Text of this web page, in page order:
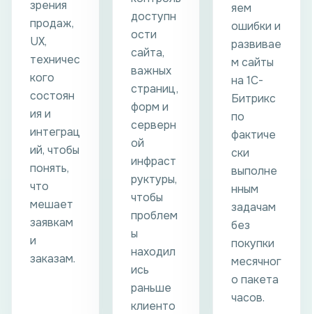
зрения
продаж,
UX,
техничес
кого
состоян
ия и
интеграц
ий, чтобы
понять,
что
мешает
заявкам
и
заказам.
доступн
ости
сайта,
важных
страниц,
форм и
серверн
ой
инфраст
руктуры,
чтобы
проблем
ы
находил
ись
раньше
клиенто
яем
ошибки и
развивае
м сайты
на 1С-
Битрикс
по
фактиче
ски
выполне
нным
задачам
без
покупки
месячног
о пакета
часов.